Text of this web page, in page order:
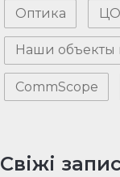
Оптика
Наши объекты
CommScope
Свіжі